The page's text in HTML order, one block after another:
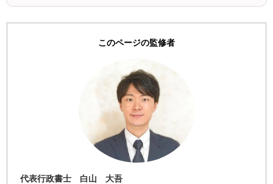
このページの監修者
代表行政書士 白山 大吾